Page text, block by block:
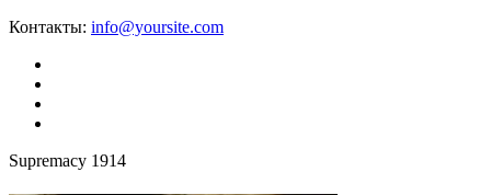
Контакты: info@yoursite.com
Supremacy 1914